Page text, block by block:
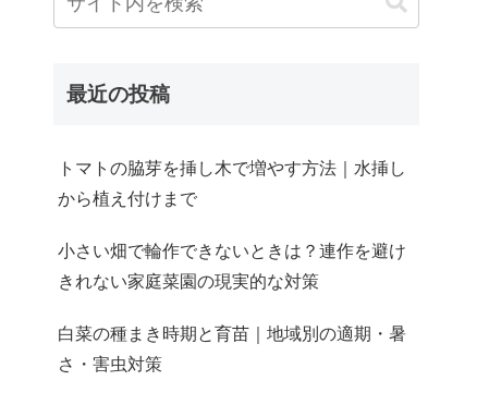
最近の投稿
トマトの脇芽を挿し木で増やす方法｜水挿し
から植え付けまで
小さい畑で輪作できないときは？連作を避け
きれない家庭菜園の現実的な対策
白菜の種まき時期と育苗｜地域別の適期・暑
さ・害虫対策